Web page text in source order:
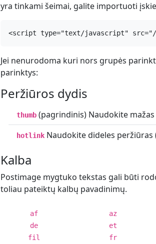
yra tinkami šeimai, galite importuoti
<script type="text/javascript"
Jei nenurodoma kuri nors grupės
parinktys:
Peržiūros dydis
thumb (pagrindinis) Naudokite
hotlink Naudokite dideles peržiūras
Kalba
Postimage mygtuko tekstas gali būti
toliau pateiktų kalbų pavadinimų.
af az
de
et
fil
fr